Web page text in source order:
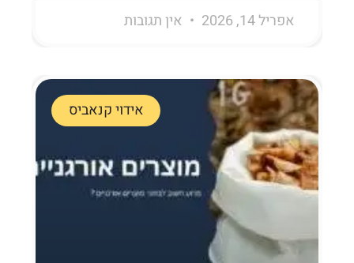
אפריל 14, 2026 אין תגובות
אידוי קנאביס